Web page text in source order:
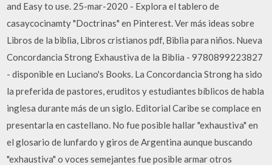
and Easy to use. 25-mar-2020 - Explora el tablero de
casaycocinamty "Doctrinas" en Pinterest. Ver más ideas sobre
Libros de la biblia, Libros cristianos pdf, Biblia para niños. Nueva
Concordancia Strong Exhaustiva de la Biblia - 9780899223827
- disponible en Luciano's Books. La Concordancia Strong ha sido
la preferida de pastores, eruditos y estudiantes bíblicos de habla
inglesa durante más de un siglo. Editorial Caribe se complace en
presentarla en castellano. No fue posible hallar "exhaustiva" en
el glosario de lunfardo y giros de Argentina aunque buscando
"exhaustiva" o voces semejantes fue posible armar otros